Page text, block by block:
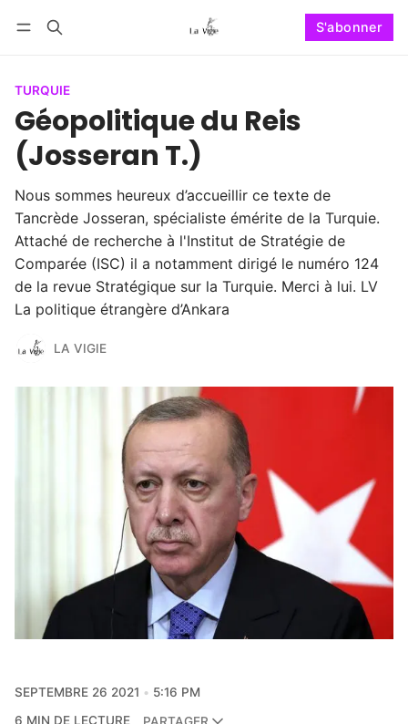
S'abonner
TURQUIE
Géopolitique du Reis
(Josseran T.)
Nous sommes heureux d’accueillir ce texte de
Tancrède Josseran, spécialiste émérite de la Turquie.
Attaché de recherche à l'Institut de Stratégie de
Comparée (ISC) il a notamment dirigé le numéro 124
de la revue Stratégique sur la Turquie. Merci à lui. LV
La politique étrangère d’Ankara
LA VIGIE
SEPTEMBRE 26 2021
5:16 PM
6 MIN DE LECTURE